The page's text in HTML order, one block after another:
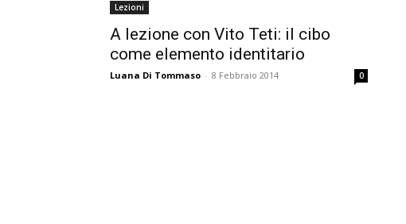
Lezioni
A lezione con Vito Teti: il cibo
come elemento identitario
Luana Di Tommaso - 8 Febbraio 2014 0